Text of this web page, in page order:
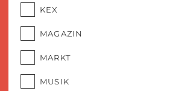
KEX
MAGAZIN
MARKT
MUSIK